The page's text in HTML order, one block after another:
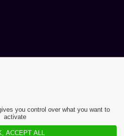
ENGAGÉS
you control over what you want to
activate
ACCEPT ALL